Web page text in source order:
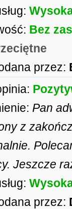
Bez
przez:
Pan
z
Jeszcze
przez: